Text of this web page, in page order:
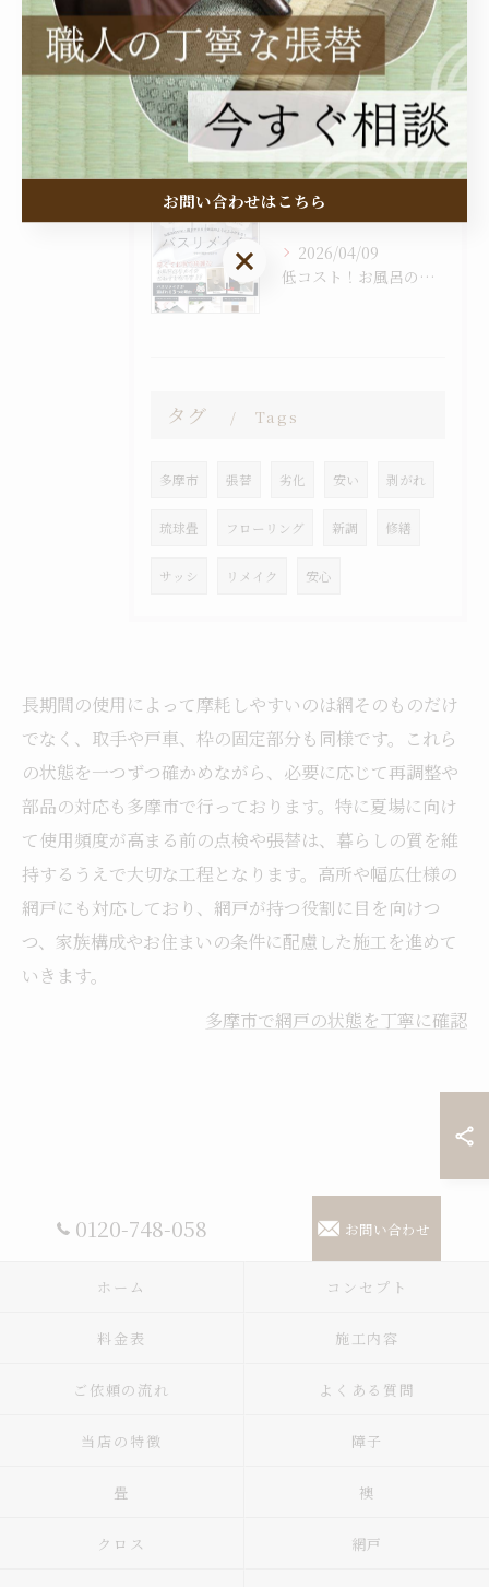
2026/04/14
古いシステムキッチン、捨てるのはもったいない！🚫✨ 交換じゃ...
2026/04/12
新しい季節に向けて、網戸のアップグレードはいかがですか？🌿当...
2026/04/09
低コスト！お風呂のリメイクをしてみませんか？
タグ Tags
多摩市 張替 劣化 安い 剥がれ
琉球畳 フローリング 新調 修繕
サッシ リメイク 安心
長期間の使用によって摩耗しやすいのは網そのものだけ
でなく、取手や戸車、枠の固定部分も同様です。これら
の状態を一つずつ確かめながら、必要に応じて再調整や
部品の対応も多摩市で行っております。特に夏場に向け
て使用頻度が高まる前の点検や張替は、暮らしの質を維
持するうえで大切な工程となります。高所や幅広仕様の
網戸にも対応しており、網戸が持つ役割に目を向けつ
つ、家族構成やお住まいの条件に配慮した施工を進めて
いきます。
多摩市で網戸の状態を丁寧に確認
0120-748-058 お問い合わせ
ホーム コンセプト
料金表 施工内容
ご依頼の流れ よくある質問
当店の特徴 障子
畳 襖
クロス 網戸
お問い合わせはこちら
お問い合わせはこちら